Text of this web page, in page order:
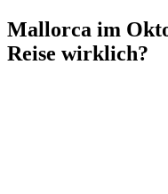
Mallorca im
Reise wirklich?